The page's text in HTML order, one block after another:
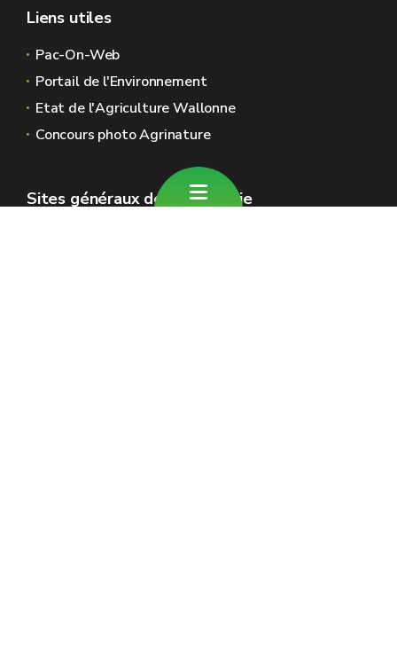
Liens utiles
Pac-On-Web
Portail de l'Environnement
Etat de l'Agriculture Wallonne
Concours photo Agrinature
Sites généraux de la Wallonie